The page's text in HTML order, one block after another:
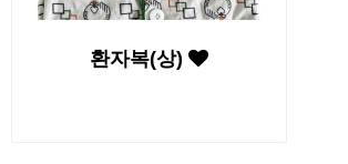
환자복(상)